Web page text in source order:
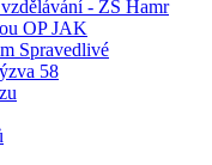
- ZŠ Hamr
OP JAK
Spravedlivé
58